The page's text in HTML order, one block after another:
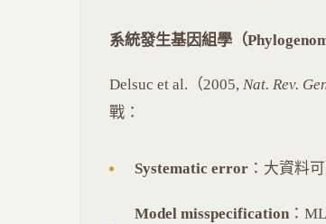
系統發生基因組學（
Delsuc et al.（2005, Nat. Rev.
戰：
Systematic error ：大資料
Model misspecification ：